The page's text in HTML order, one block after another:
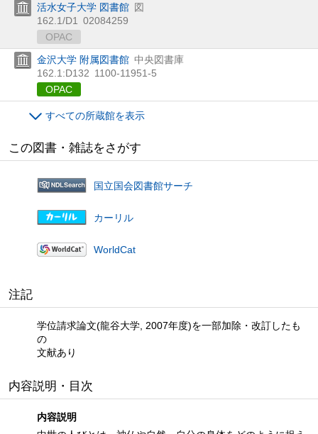
活水女子大学 図書館 図
162.1/D1
02084259
OPAC
金沢大学 附属図書館 中央図書庫
162.1:D132 1100-11951-5
OPAC
すべての所蔵館を表示
この図書・雑誌をさがす
国立国会図書館サーチ
カーリル
WorldCat
注記
学位請求論文(龍谷大学, 2007年度)を一部加除・改訂したも
の
文献あり
内容説明・目次
内容説明